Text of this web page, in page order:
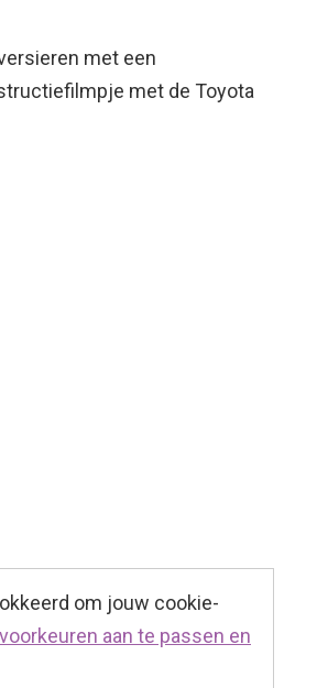
met een
met de Toyota
om jouw cookie-
aan te passen en